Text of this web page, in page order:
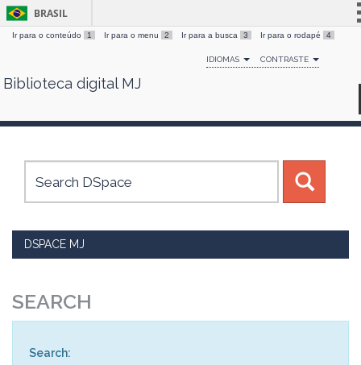
Skip
BRASIL
Simplifique!
Comunica BR
Canais
Ir para o conteúdo 1 Ir para o menu 2 Ir para a busca 3 Ir para o rodapé 4
IDIOMAS CONTRASTE
Biblioteca digital MJ
DSPACE MJ
SEARCH
Search: